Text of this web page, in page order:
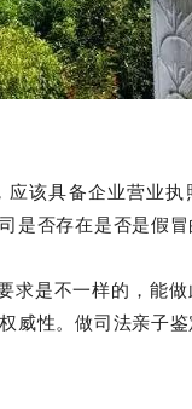
应该具备企业营业
是否存在是否是假
求是不一样的，能
威性。做司法亲子